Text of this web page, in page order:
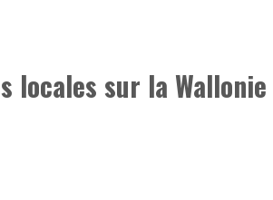
sur la Wallonie